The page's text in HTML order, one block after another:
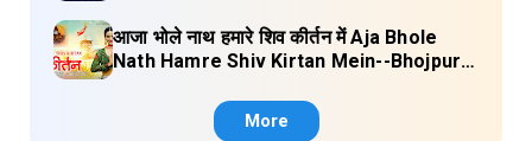
आजा भोले नाथ हमारे शिव कीर्तन में Aja Bhole
Nath Hamre Shiv Kirtan Mein--Bhojpuri
More